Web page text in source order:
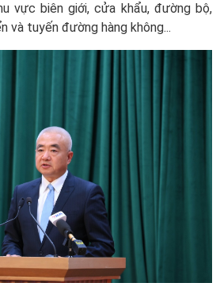
vực biên giới, cửa khẩu, đường bộ,
và tuyến đường hàng không...